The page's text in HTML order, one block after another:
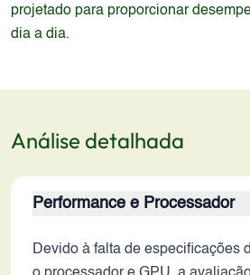
projetado para proporcionar
dia a dia.
Análise detalhada
Performance e Processador
Devido à falta de especificações